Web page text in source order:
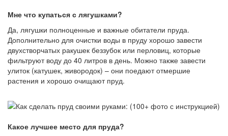
Мне что купаться с лягушками?
Да, лягушки полноценные и важные обитатели пруда.
Дополнительно для очистки воды в пруду хорошо завести
двухстворчатых ракушек беззубок или перловиц, которые
фильтруют воду до 40 литров в день. Можно также завести
улиток (катушек, живородок) – они поедают отмершие
растения и хорошо очищают пруд.
Какое лучшее место для пруда?